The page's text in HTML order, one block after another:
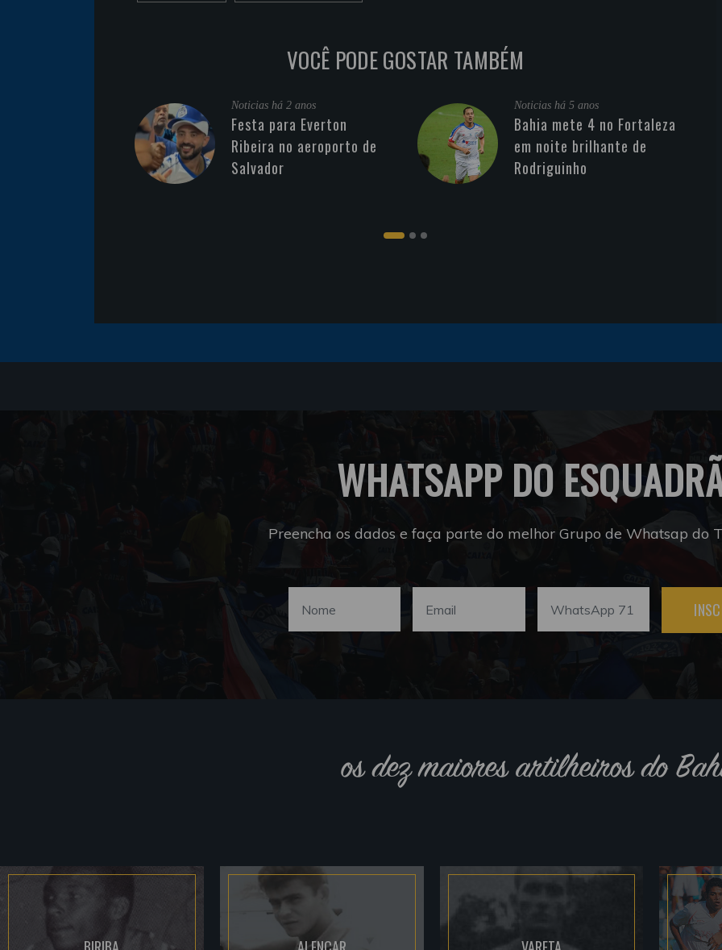
VOCÊ PODE GOSTAR TAMBÉM
Noticias há 2 anos
Festa para Everton
Ribeira no aeroporto de
Salvador
Noticias há 5 anos
Bahia mete 4 no Fortaleza
em noite brilhante de
Rodriguinho
WHATSAPP DO
Preencha os dados e faça parte do melhor Grupo de Whatsap do
os dez maiores artilheiros do